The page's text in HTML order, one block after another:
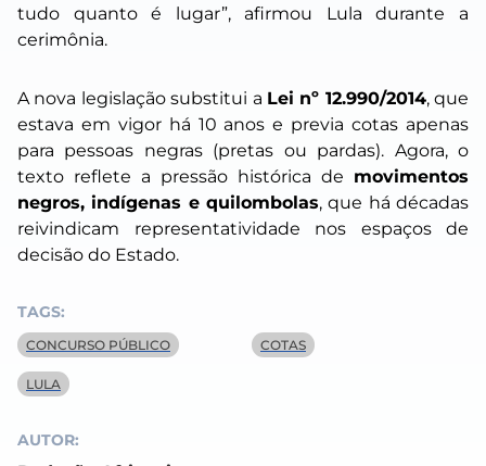
tudo quanto é lugar”, afirmou Lula durante a
cerimônia.
A nova legislação substitui a Lei nº 12.990/2014, que
estava em vigor há 10 anos e previa cotas apenas
para pessoas negras (pretas ou pardas). Agora, o
texto reflete a pressão histórica de movimentos
negros, indígenas e quilombolas, que há décadas
reivindicam representatividade nos espaços de
decisão do Estado.
TAGS:
CONCURSO PÚBLICO COTAS
LULA
AUTOR: